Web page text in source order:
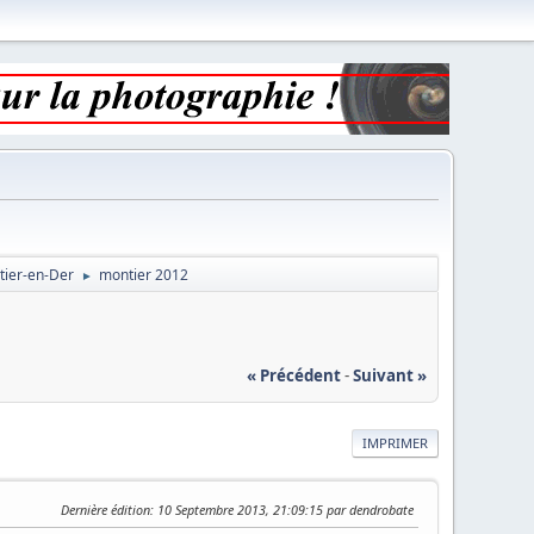
en-Der ► montier 2012
« Précédent-Suivant »
IMPRIMER
Dernière édition: 10 Septembre 2013, 21:09:15 par dendrobate